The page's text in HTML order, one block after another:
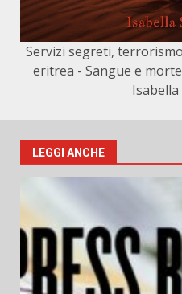
Servizi segreti,
eritrea - Sangue e
LEGGI ANCHE